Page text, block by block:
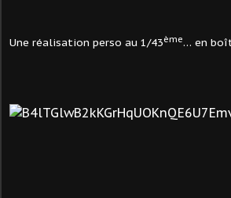
Une réalisation perso au 1/43ème… en